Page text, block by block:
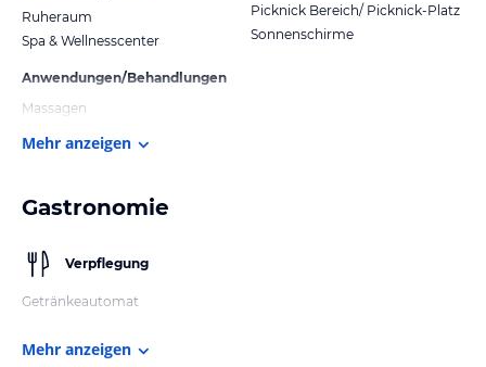
Ruheraum
Spa & Wellnesscenter
Anwendungen/Behandlungen
Massagen
Picknick Bereich/ Picknick-Platz
Sonnenschirme
Mehr anzeigen
Gastronomie
Verpflegung
Getränkeautomat
Mehr anzeigen